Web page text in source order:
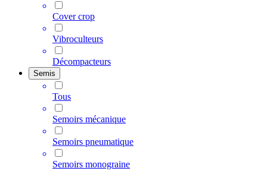
Cover crop
Vibroculteurs
Décompacteurs
Semis
Tous
Semoirs mécanique
Semoirs pneumatique
Semoirs monograine